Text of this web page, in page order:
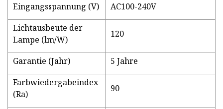
Eingangsspannung (V)
AC100-240V
Lichtausbeute der
Lampe (lm/W)
120
Garantie (Jahr)
5 Jahre
Farbwiedergabeindex
(Ra)
90